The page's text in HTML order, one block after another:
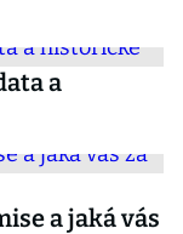
a
a jaká vás